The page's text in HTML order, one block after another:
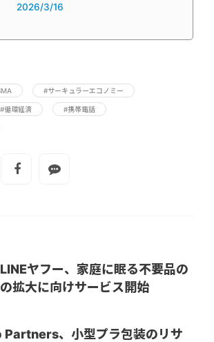
2026/3/16
#サーキュラーエコノミー
#循環経済 #携帯電話
ヤフー、家庭に眠る不要品の
拡大に向けサービス開始
、小型プラ包装のリサ